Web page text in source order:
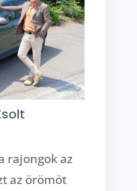
rajongok az
az örömöt